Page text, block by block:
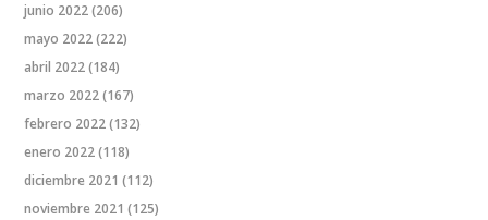
junio 2022(206)
mayo 2022(222)
abril 2022(184)
marzo 2022(167)
febrero 2022(132)
enero 2022(118)
diciembre 2021 (112)
noviembre 2021 (125)